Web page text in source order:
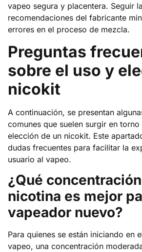
vapeo segura y placentera. Seguir
recomendaciones del fabricante
errores en el proceso de mezcla.
Preguntas
sobre el uso y
nicokit
A continuación, se presentan
comunes que suelen surgir en
elección de un nicokit. Este
dudas frecuentes para facilitar la
usuario al vapeo.
¿Qué
nicotina es mejor
vapeador nuevo?
Para quienes se están iniciando en
vapeo, una concentración